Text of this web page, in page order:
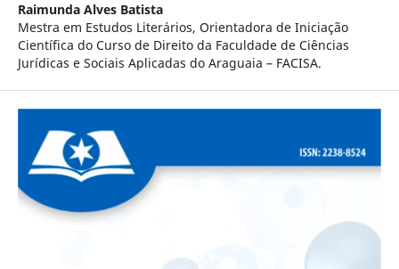
Raimunda Alves Batista
Mestra em Estudos Literários, Orientadora de Iniciação
Científica do Curso de Direito da Faculdade de Ciências
Jurídicas e Sociais Aplicadas do Araguaia – FACISA.